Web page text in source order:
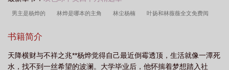
男主是杨烨的 林烨是哪本的主角 林尘杨楠 叶扬和林薇薇全文免费阅
么 林烨为主角
读 杨烨林梦萱 主角名叫杨烨的 杨薇烨和李雨晨 主人公林烨的 林烨
书籍简介
天降横财与不祥之兆**杨烨觉得自己最近倒霉透顶，生活就像一潭死
水，找不到一丝希望的波澜。大学毕业后，他怀揣着梦想踏入社